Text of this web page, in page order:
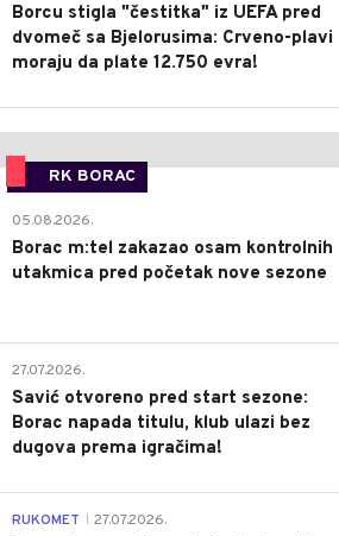
Borcu stigla "čestitka" iz UEFA pred
dvomeč sa Bjelorusima: Crveno-plavi
moraju da plate 12.750 evra!
RK BORAC
05.08.2026.
Borac m:tel zakazao osam kontrolnih
utakmica pred početak nove sezone
27.07.2026.
Savić otvoreno pred start sezone:
Borac napada titulu, klub ulazi bez
dugova prema igračima!
RUKOMET 27.07.2026.